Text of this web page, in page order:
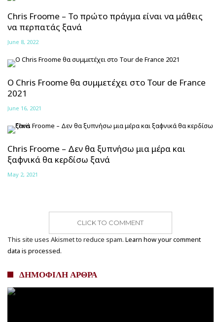
Chris Froome – Το πρώτο πράγμα είναι να μάθεις
να περπατάς ξανά
June 8, 2022
Ο Chris Froome θα συμμετέχει στο Tour de France
2021
June 16, 2021
Chris Froome – Δεν θα ξυπνήσω μια μέρα και
ξαφνικά θα κερδίσω ξανά
May 2, 2021
CLICK TO COMMENT
This site uses Akismet to reduce spam. Learn how your comment
data is processed.
ΔΗΜΟΦΙΛΗ ΑΡΘΡΑ